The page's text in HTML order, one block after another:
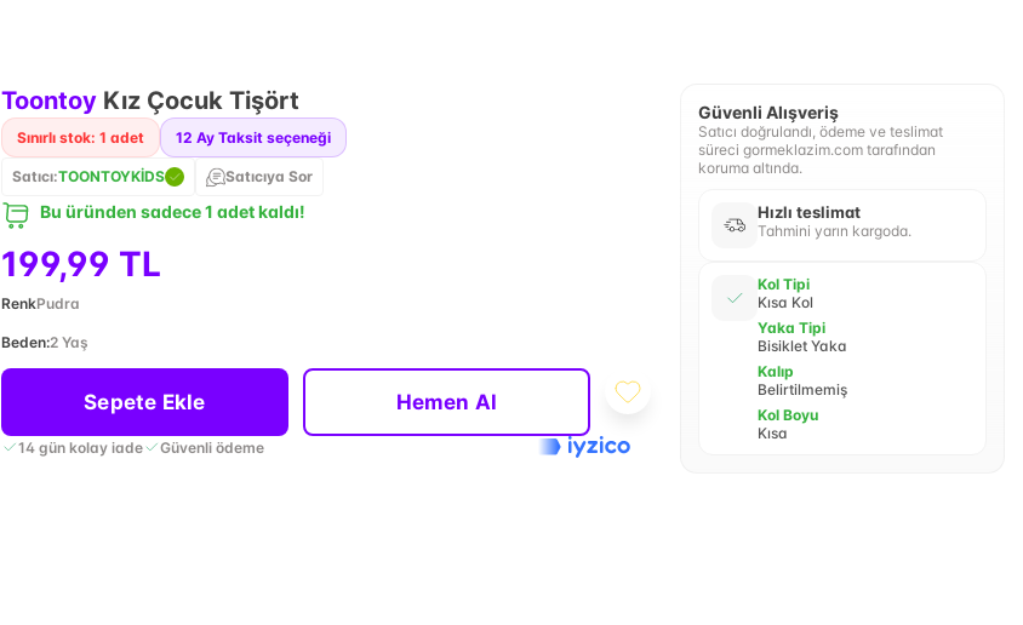
Toontoy Kız Çocuk Tişört
Sınırlı stok: 1 adet 12 Ay Taksit seçeneği
Satıcı:TOONTOYKİDS Satıcıya Sor
Bu üründen sadece 1 adet kaldı!
199,99 TL
RenkPudra
Beden:2 Yaş
Sepete Ekle Hemen Al
14 gün kolay iade Güvenli ödeme
Güvenli Alışveriş
Satıcı doğrulandı, ödeme ve teslimat
süreci gormeklazim.com tarafından
koruma altında.
Hızlı teslimat
Tahmini yarın kargoda.
Kol Tipi
Kısa Kol
Yaka Tipi
Bisiklet Yaka
Kalıp
Belirtilmemiş
Kol Boyu
Kısa